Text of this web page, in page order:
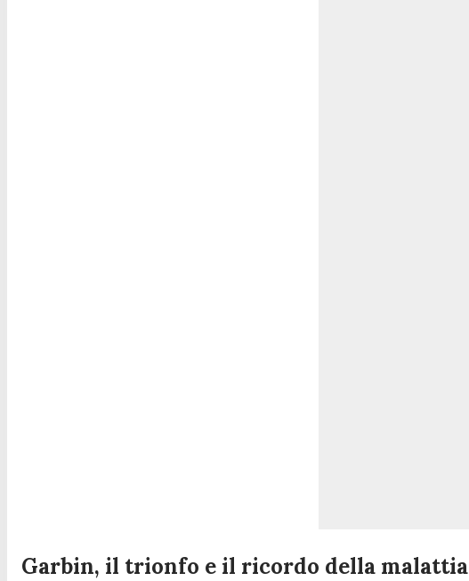
Garbin, il trionfo e il ricordo della malattia